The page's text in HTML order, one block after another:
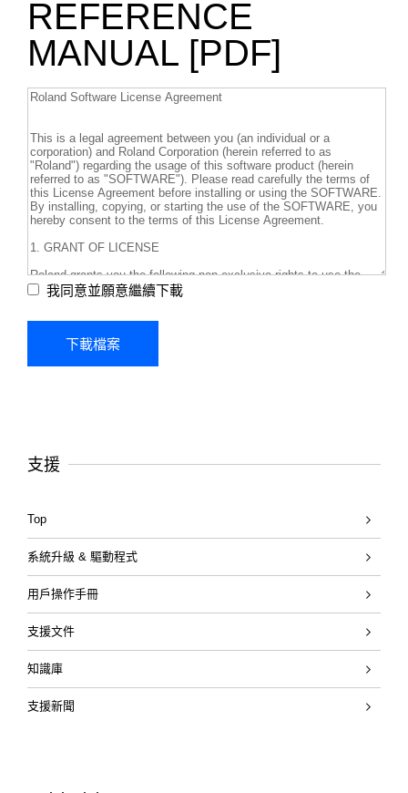
REFERENCE
MANUAL [PDF]
我同意並願意繼續下載
支援
Top
系統升級 & 驅動程式
用戶操作手冊
支援文件
知識庫
支援新聞